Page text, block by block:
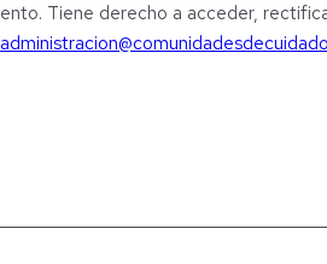
Tiene derecho a acceder,